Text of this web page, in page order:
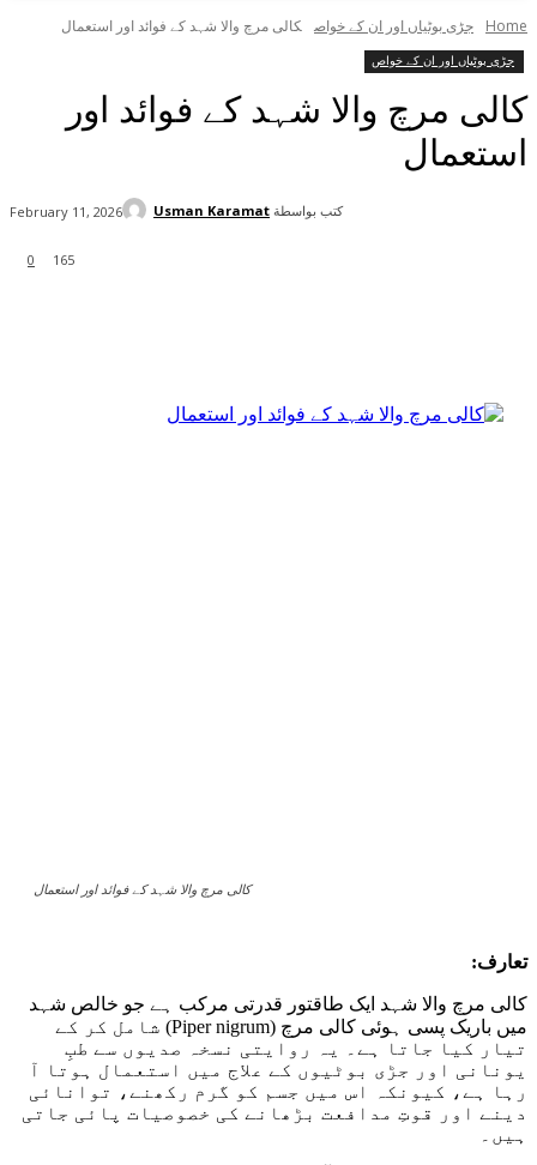
Home جڑی بوٹیاں اور ان کے خواص کالی مرچ والا شہد کے فوائد اور استعمال
جڑی بوٹیاں اور ان کے خواص
کالی مرچ والا شہد کے فوائد اور
استعمال
0 165
February 11, 2026 كتب بواسطة Usman Karamat
کالی مرچ والا شہد کے فوائد اور استعمال
تعارف:
کالی مرچ والا شہد ایک طاقتور قدرتی مرکب ہے جو خالص شہد
میں باریک پسی ہوئی کالی مرچ (Piper nigrum) شامل کر کے
تیار کیا جاتا ہے۔ یہ روایتی نسخہ صدیوں سے طبِ
یونانی اور جڑی بوٹیوں کے علاج میں استعمال ہوتا آ
رہا ہے، کیونکہ اس میں جسم کو گرم رکھنے، توانائی
دینے اور قوتِ مدافعت بڑھانے کی خصوصیات پائی جاتی
ہیں۔